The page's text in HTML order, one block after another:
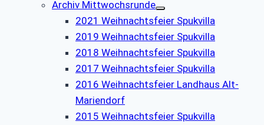
Archiv Mittwochsrunde
2021 Weihnachtsfeier Spukvilla
2019 Weihnachtsfeier Spukvilla
2018 Weihnachtsfeier Spukvilla
2017 Weihnachtsfeier Spukvilla
2016 Weihnachtsfeier Landhaus Alt-
Mariendorf
2015 Weihnachtsfeier Spukvilla